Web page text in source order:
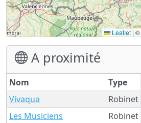
Leaflet | ©
A proximité
Nom Type
Vivaqua
Robinet
Les Musiciens
Robinet